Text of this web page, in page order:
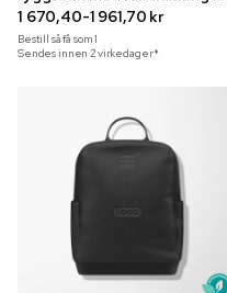
tommer
1 670,40-1 961,70 kr
Bestill så få som1
Sendes innen 2 virkedager*